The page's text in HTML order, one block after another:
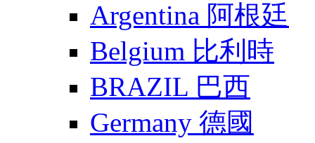
Argentina 阿根廷
Belgium 比利時
BRAZIL 巴西
Germany 德國